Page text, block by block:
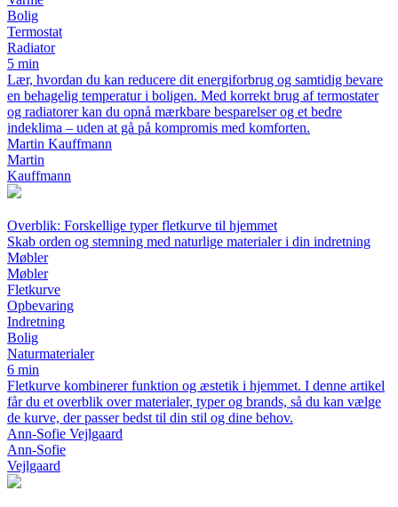
Bolig
Termostat
Radiator
5 min
Lær, hvordan du kan reducere dit energiforbrug og samtidig bevare
en behagelig temperatur i boligen. Med korrekt brug af termostater
og radiatorer kan du opnå mærkbare besparelser og et bedre
indeklima – uden at gå på kompromis med komforten.
Martin Kauffmann
Martin
Kauffmann
Overblik: Forskellige typer fletkurve til hjemmet
Skab orden og stemning med naturlige materialer i din indretning
Møbler
Møbler
Fletkurve
Opbevaring
Indretning
Bolig
Naturmaterialer
6 min
Fletkurve kombinerer funktion og æstetik i hjemmet. I denne artikel
får du et overblik over materialer, typer og brands, så du kan vælge
de kurve, der passer bedst til din stil og dine behov.
Ann-Sofie Vejlgaard
Ann-Sofie
Vejlgaard